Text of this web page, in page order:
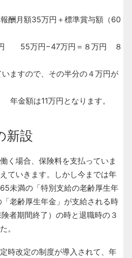
酬月額35万円＋標準賞与額（60
円 55万円−47万円＝８万円 ８
ますので、その半分の４万円が
金額は11万円となります。
新設
く場合、保険料を支払っていま
ていきます。しかし今までは年
未満の「特別支給の老齢厚生年
老齢厚生年金」が支給される時
者期間終了）の時と退職時の３
。
時改定の制度が導入されて、年